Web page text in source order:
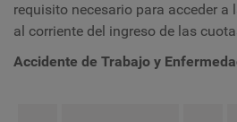
requisito necesario para acceder a
al corriente del ingreso de las
Accidente de Trabajo y